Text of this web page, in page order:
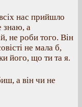
нас прийшло
знаю, а
не роби того. Він
не мала б,
його, що ти та я.
а він чи не